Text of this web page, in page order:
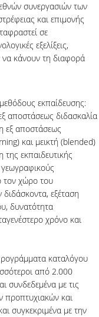
συνεργασιών των
και επιμονής
σε
εξελίξεις,
να κάνουν τη διαφορά
εκπαίδευσης:
αποστάσεως διδασκαλία
εξ αποστάσεως
και μεικτή (blended)
εκπαιδευτικής
τον χώρο του
εξέταση
δυνατότητα
χρόνο και
καταλόγου
από 2.000
συνδεδεμένα με τις
προπτυχιακών και
συγκεκριμένα με την